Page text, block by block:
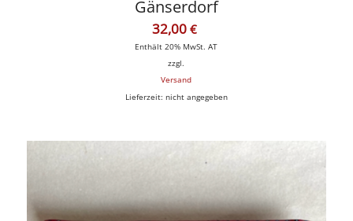
Gänserdorf
32,00 €
Enthält 20% MwSt. AT
zzgl.
Versand
Lieferzeit: nicht angegeben